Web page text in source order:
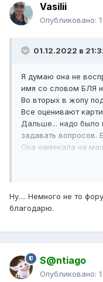
Vasilii
Опубликовано:
01.12.2022 в
Я думаю она не
имя со словом БЛЯ
Во вторых в жопу
Все оценивают
Дальше... надо было
задавать вопросов.
Она намекала на
хоть немного
таких парней
вариант, получше.
начал много
начали появляться
все эти онлайн
Ну.... Немного не то
благодарю.
S@ntiago
Опубликовано: